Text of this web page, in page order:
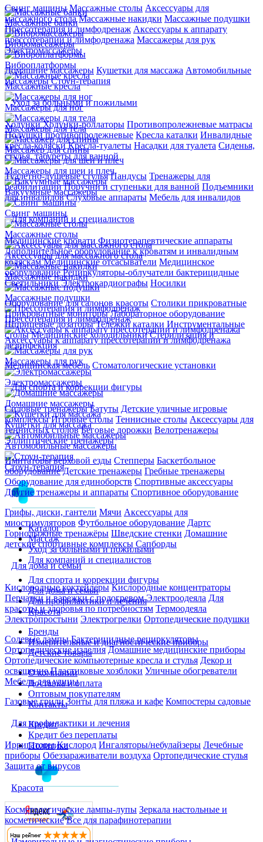
Свинг машины Массажные столы Аксессуары для
массажного стола Массажные накидки Массажные подушки
Прессотерапия и лимфодренаж Аксессуары к аппарату
прессотерапии и лимфодренажа Массажеры для рук
Электромассажеры
Домашние массажеры Кушетки для массажа Автомобильные
массажеры Стоун-терапия
Уход за больными и пожилыми
ХодункиХодунки-роллаторы Противопролежневые матрасы
Подушки противопролежневые Кресла каталки Инвалидные
кресла-коляски Кресла-туалеты Насадки для туалета Сиденья,
стулья, табуреты для ванной
Туалетно-душевые стулья Пандусы Тренажеры для
реабилитации Поручни и ступеньки для ванной Подъемники
для инвалидов Слуховые аппараты Мебель для инвалидов
Для компаний и специалистов
Медицинские кровати Физиотерапевтические аппараты
Дополнительное оборудование к кроватям и инвалидным
коляскам Медицинские отсасыватели Медицинское
оборудование Рециркуляторы-облучатели бактерицидные
Светильники Электрокардиографы Носилки
Оборудование для салонов красоты Столики прикроватные
Прикроватные мониторы Лабораторное оборудование
Шприцевые дозаторы Тележки каталки Инструментальные
столы Медицинские холодильники Стерилизация и
дезинфекция
Медицинская мебель Стоматологические установки
Для спорта и коррекции фигуры
Силовые тренажеры Батуты Детские уличные игровые
комплексы Игровые столы Теннисные столы Аксессуары для
теннисных столов Беговые дорожки Велотренажеры
Эллиптические тренажеры
Имитаторы верховой езды Степперы Баскетбольное
оборудование Детские тренажеры Гребные тренажеры
Оборудование для единоборств Спортивные аксессуары
Другие тренажеры и аппараты Спортивное оборудование
Грифы, диски, гантели Мячи Аксессуары для
миостимуляторов Футбольное оборудование Дартс
Горнолыжные тренажёры Шведские стенки Домашние
детские спортивные комплексы Сапборды
Для дома и семьи
Кислородные коктейлеры Кислородные концентраторы
Перчатки и варежки с подогревом Электроодеяла Для
красоты и здоровья по потребностям Термоодеяла
Электропростыни Электрогрелки Ортопедические подушки
Солевые лампы Бактерицидные рециркуляторы
Ортопедические изделия Домашние медицинские приборы
Ортопедические компьютерные кресла и стулья Декор и
освещение Пластиковые хозблоки Уличные обогреватели
Мебель для улицы
Газовые грили Зонты для пляжа и кафе Компостеры садовые
Для профилактики и лечения
Ирригаторы Кислород Ингаляторы/небулайзеры Лечебные
приборы Обеззараживатели воздуха Ортопедические стулья
Защита от вирусов
Красота
Косметологические лампы-лупы Зеркала настольные и
косметические Все для парафинотерапии
Массажные банки
Вибромассажеры
Виброплатформы
Массажные кресла
Массажеры для ног
Массажеры для тела
Массажер для спины
Массажеры для шеи и плеч
Вакуумные массажеры
Свинг машины
Массажные столы
Аксессуары для массажного стола
Массажные накидки
Массажные подушки
Прессотерапия и лимфодренаж
Аксессуары к аппарату прессотерапии и лимфодренажа
Массажеры для рук
Электромассажеры
Домашние массажеры
Кушетки для массажа
Автомобильные массажеры
Стоун-терапия
Каталог
Массаж
Уход за больными и пожилыми
Для компаний и специалистов
Для спорта и коррекции фигуры
Для дома и семьи
Для профилактики и лечения
Красота
Бренды
Измерительные и диагностические приборы
Детские товары
О компании
Доставка и оплата
Оптовым покупателям
Контакты
Кредит
Кредит без переплаты
Политика